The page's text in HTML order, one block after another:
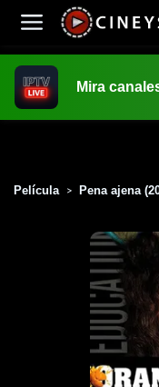
Mira
Película > Pena ajena